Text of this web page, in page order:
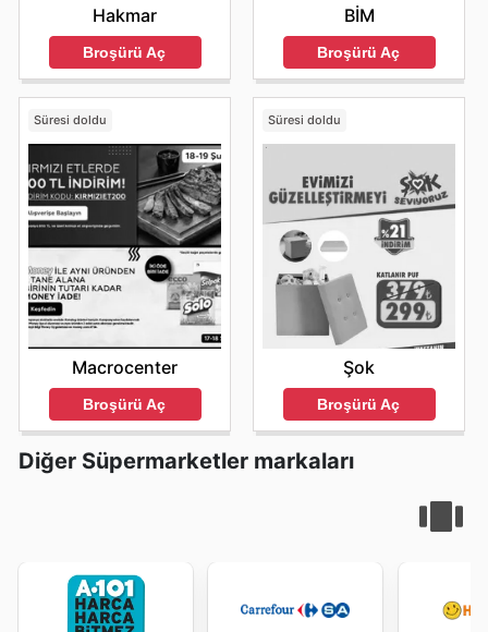
Hakmar
Broşürü Aç
BİM
Broşürü Aç
Süresi doldu
Macrocenter
Broşürü Aç
Süresi doldu
Şok
Broşürü Aç
Diğer Süpermarketler markaları